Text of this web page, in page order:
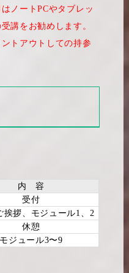
ノートPCやタブレッ
講をお勧めします。
トアウトしての持参
内 容
受付
挨拶、モジュール1、2
休憩
モジュール3〜9